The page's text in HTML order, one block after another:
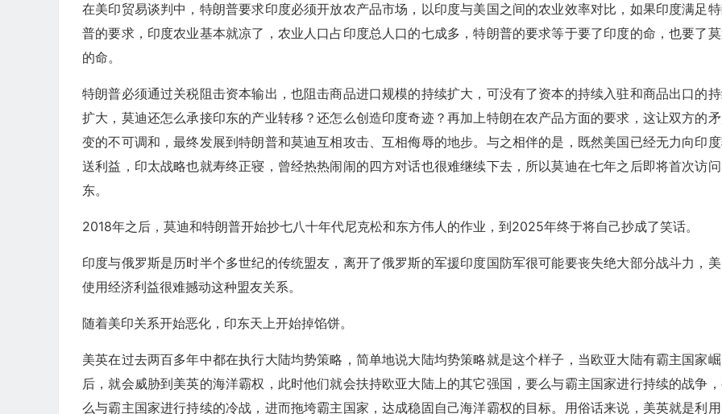
在美印贸易谈判中，特朗普要求印度必须开放农产品市场，以印度与美国之间的农业效率对比，如果印度满足
普的要求，印度农业基本就凉了，农业人口占印度总人口的七成多，特朗普的要求等于要了印度的命，也要了
的命。
特朗普必须通过关税阻击资本输出，也阻击商品进口规模的持续扩大，可没有了资本的持续入驻和商品出口的
扩大，莫迪还怎么承接印东的产业转移？还怎么创造印度奇迹？再加上特朗在农产品方面的要求，这让双方的
变的不可调和，最终发展到特朗普和莫迪互相攻击、互相侮辱的地步。与之相伴的是，既然美国已经无力向印
送利益，印太战略也就寿终正寝，曾经热热闹闹的四方对话也很难继续下去，所以莫迪在七年之后即将首次访
东。
2018年之后，莫迪和特朗普开始抄七八十年代尼克松和东方伟人的作业，到2025年终于将自己抄成了笑话。
印度与俄罗斯是历时半个多世纪的传统盟友，离开了俄罗斯的军援印度国防军很可能要丧失绝大部分战斗力，
使用经济利益很难撼动这种盟友关系。
随着美印关系开始恶化，印东天上开始掉馅饼。
美英在过去两百多年中都在执行大陆均势策略，简单地说大陆均势策略就是这个样子，当欧亚大陆有霸主国家
后，就会威胁到美英的海洋霸权，此时他们就会扶持欧亚大陆上的其它强国，要么与霸主国家进行持续的战争
么与霸主国家进行持续的冷战，进而拖垮霸主国家，达成稳固自己海洋霸权的目标。用俗话来说，美英就是利